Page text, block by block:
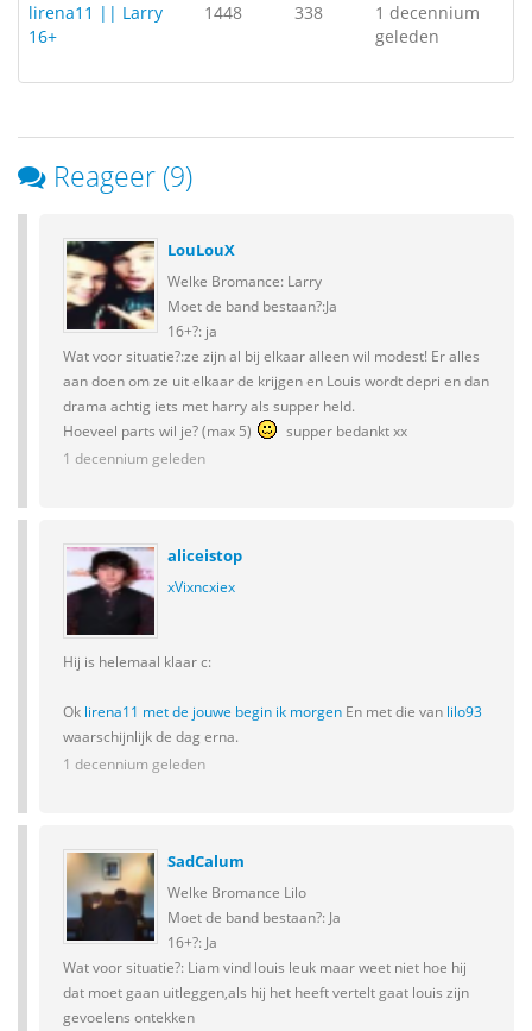
lirena11 || Larry
16+
1448 338
1 decennium
geleden
Reageer (9)
LouLouX
Welke Bromance: Larry
Moet de band bestaan?:Ja
16+?: ja
Wat voor situatie?:ze zijn al bij elkaar alleen wil modest! Er alles
aan doen om ze uit elkaar de krijgen en Louis wordt depri en dan
drama achtig iets met harry als supper held.
Hoeveel parts wil je? (max 5)
supper bedankt xx
1 decennium geleden
aliceistop
xVixncxiex
Hij is helemaal klaar c:
Ok lirena11 met de jouwe begin ik morgen En met die van lilo93
waarschijnlijk de dag erna.
1 decennium geleden
SadCalum
Welke Bromance Lilo
Moet de band bestaan?: Ja
16+?: Ja
Wat voor situatie?: Liam vind louis leuk maar weet niet hoe hij
dat moet gaan uitleggen,als hij het heeft vertelt gaat louis zijn
gevoelens ontekken